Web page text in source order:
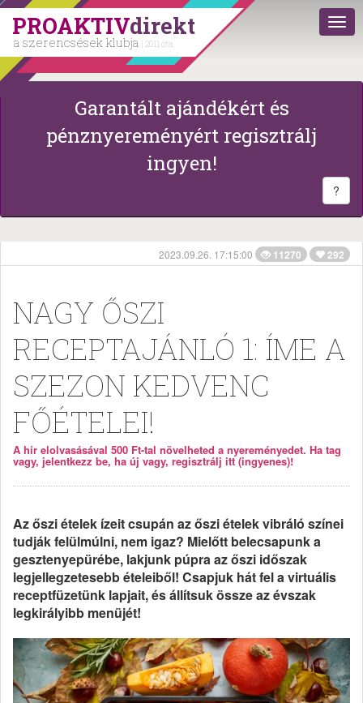
PROAKTIVdirekt
a szerencsések klubja | 2011 óta
Garantált ajándékért és
pénznyereményért regisztrálj
ingyen!
?
2023.09.26. 17:15:00 11270 292
NAGY ŐSZI
RECEPTAJÁNLÓ 1: ÍME A
SZEZON KEDVENC
FŐÉTELEI!
A hír elolvasásával 500 Ft-tal növelheted a nyereményedet. Ha tag
vagy, jelentkezz be, ha új vagy, regisztrálj itt (ingyenes)!
Az őszi ételek ízeit csupán az őszi ételek vibráló színei
tudják felülmúlni, nem igaz? Mielőtt belecsapunk a
gesztenyepürébe, lakjunk púpra az őszi időszak
legjellegzetesebb ételeiből! Csapjuk hát fel a virtuális
receptfüzetünk lapjait, és állítsuk össze az évszak
legkirályibb menüjét!